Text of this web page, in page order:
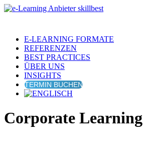
E-LEARNING FORMATE
REFERENZEN
BEST PRACTICES
ÜBER UNS
INSIGHTS
TERMIN BUCHEN
Corporate Learning